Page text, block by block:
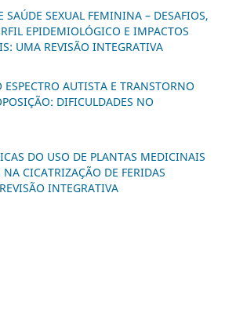
SAÚDE SEXUAL FEMININA – DESAFIOS,
EPIDEMIOLÓGICO E IMPACTOS
UMA REVISÃO INTEGRATIVA
AUTISTA E TRANSTORNO
DIFICULDADES NO
DO USO DE PLANTAS MEDICINAIS
NA CICATRIZAÇÃO DE FERIDAS
INTEGRATIVA